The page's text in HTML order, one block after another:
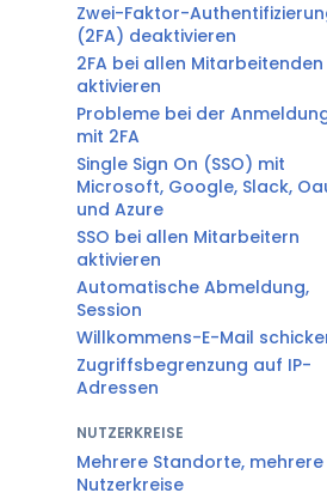
Zwei-Faktor-
(2FA) deaktivieren
2FA bei allen Mitarbeitenden
aktivieren
Probleme bei der
mit 2FA
Single Sign On (SSO) mit
Microsoft, Google, Slack,
und Azure
SSO bei allen Mitarbeitern
aktivieren
Automatische Abmeldung,
Session
Willkommens-E-Mail
Zugriffsbegrenzung auf IP-
Adressen
NUTZERKREISE
Mehrere Standorte, mehrere
Nutzerkreise